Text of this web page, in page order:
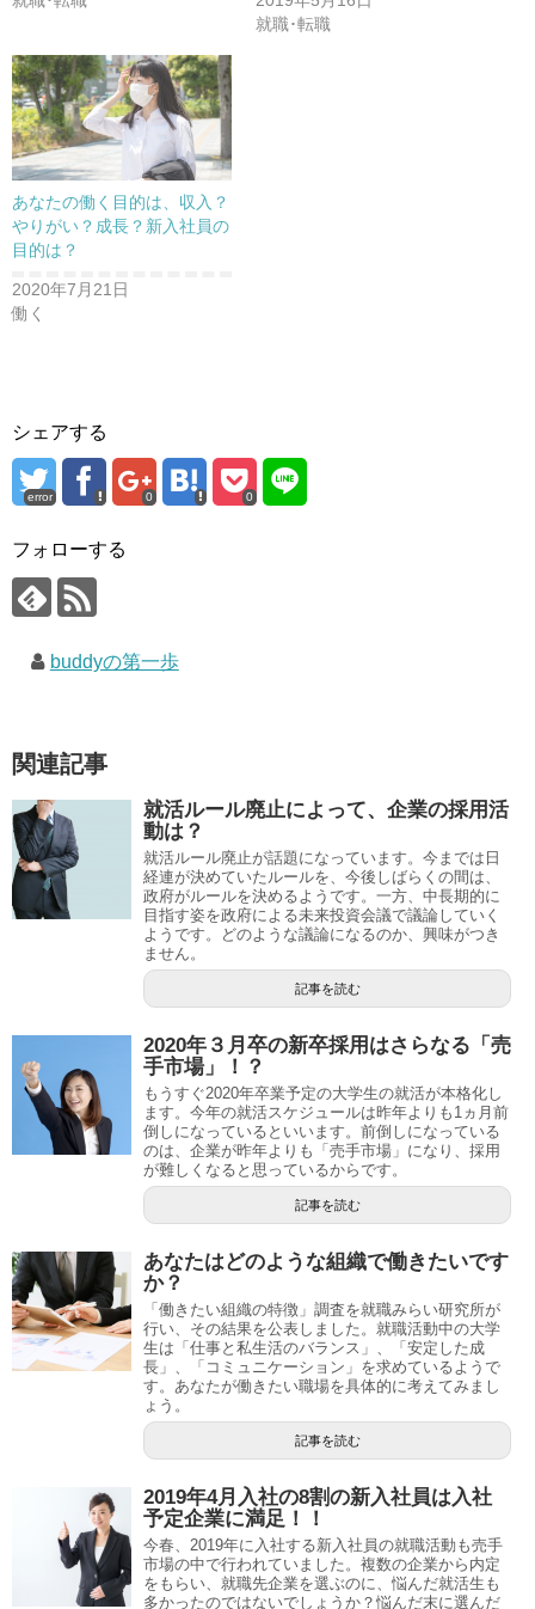
就職･転職
あなたの働く目的は、収入？
やりがい？成長？新入社員の
目的は？
2020年7月21日
働く
シェアする
error 0 0
フォローする
buddyの第一歩
関連記事
就活ルール廃止によって、企業の採用活
動は？
就活ルール廃止が話題になっています。今までは日
経連が決めていたルールを、今後しばらくの間は、
政府がルールを決めるようです。一方、中長期的に
目指す姿を政府による未来投資会議で議論していく
ようです。どのような議論になるのか、興味がつき
ません。
記事を読む
2020年３月卒の新卒採用はさらなる「売
手市場」！？
もうすぐ2020年卒業予定の大学生の就活が本格化し
ます。今年の就活スケジュールは昨年よりも1ヵ月前
倒しになっているといいます。前倒しになっている
のは、企業が昨年よりも「売手市場」になり、採用
が難しくなると思っているからです。
記事を読む
あなたはどのような組織で働きたいです
か？
「働きたい組織の特徴」調査を就職みらい研究所が
行い、その結果を公表しました。就職活動中の大学
生は「仕事と私生活のバランス」、「安定した成
長」、「コミュニケーション」を求めているようで
す。あなたが働きたい職場を具体的に考えてみまし
ょう。
記事を読む
2019年4月入社の8割の新入社員は入社
予定企業に満足！！
今春、2019年に入社する新入社員の就職活動も売手
市場の中で行われていました。複数の企業から内定
をもらい、就職先企業を選ぶのに、悩んだ就活生も
多かったのではないでしょうか？悩んだ末に選んだ